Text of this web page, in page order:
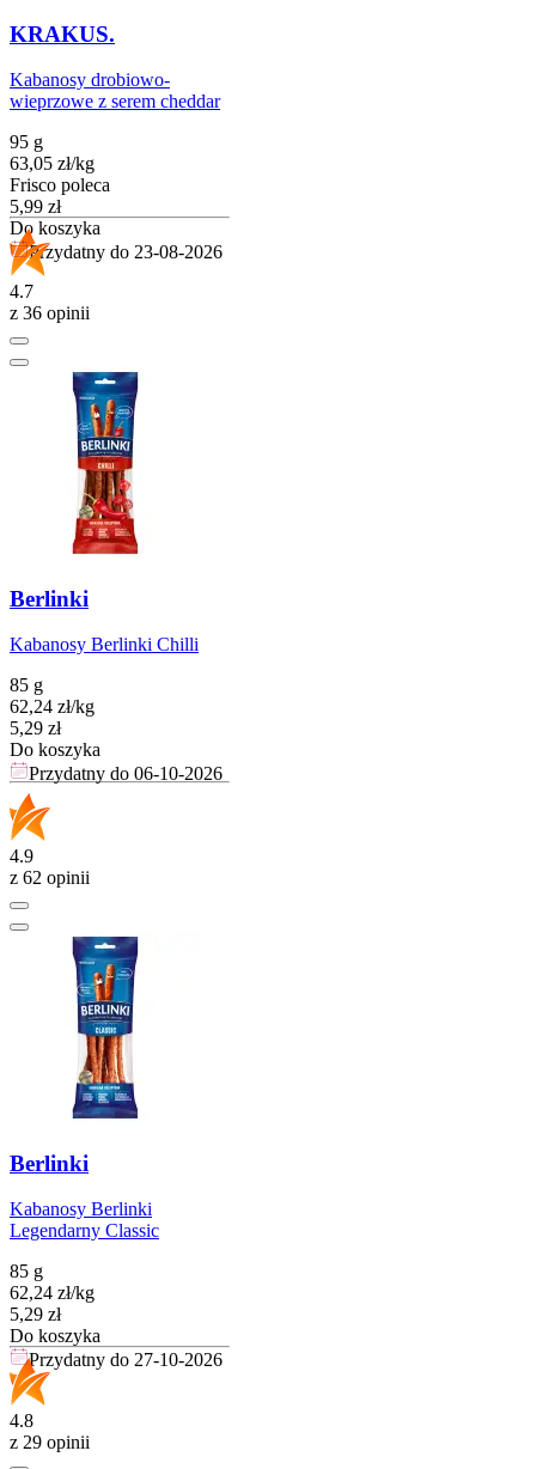
KRAKUS.
Kabanosy drobiowo-
wieprzowe z serem cheddar
95 g
63,05 zł/kg
Frisco poleca
Cena
5,99 zł
Do koszyka
Przydatny do 23-08-2026
4.7
z 36 opinii
Berlinki
Kabanosy Berlinki Chilli
85 g
62,24 zł/kg
Cena
5,29 zł
Do koszyka
Przydatny do 06-10-2026
4.9
z 62 opinii
Berlinki
Kabanosy Berlinki
Legendarny Classic
85 g
62,24 zł/kg
Cena
5,29 zł
Do koszyka
Przydatny do 27-10-2026
4.8
z 29 opinii